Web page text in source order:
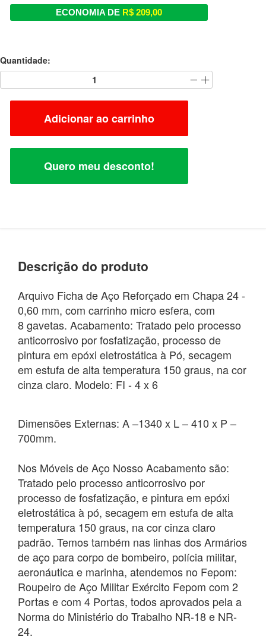
ECONOMIA DE R$ 209,00
Quantidade:
Adicionar ao carrinho
Quero meu desconto!
Descrição do produto
Arquivo Ficha de Aço Reforçado em Chapa 24 -
0,60 mm, com carrinho micro esfera, com
8 gavetas. Acabamento: Tratado pelo processo
anticorrosivo por fosfatização, processo de
pintura em epóxi eletrostática à Pó, secagem
em estufa de alta temperatura 150 graus, na cor
cinza claro. Modelo: FI - 4 x 6
Dimensões Externas: A –1340 x L – 410 x P –
700mm.
Nos Móveis de Aço Nosso Acabamento são:
Tratado pelo processo anticorrosivo por
processo de fosfatização, e pintura em epóxi
eletrostática à pó, secagem em estufa de alta
temperatura 150 graus, na cor cinza claro
padrão. Temos também nas linhas dos Armários
de aço para corpo de bombeiro, polícia militar,
aeronáutica e marinha, atendemos no Fepom:
Roupeiro de Aço Militar Exército Fepom com 2
Portas e com 4 Portas, todos aprovados pela a
Norma do Ministério do Trabalho NR-18 e NR-
24.